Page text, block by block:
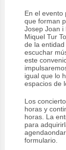
En el evento
que forman
Josep Joan i
Miquel Tur
de la
escuchar
este
igual que lo
espacios de
Los
horas y
horas. La
para
formulario.